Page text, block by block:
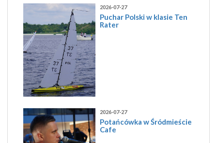
2026-07-27
Puchar Polski w klasie Ten
Rater
2026-07-27
Potańcówka w Śródmieście
Cafe